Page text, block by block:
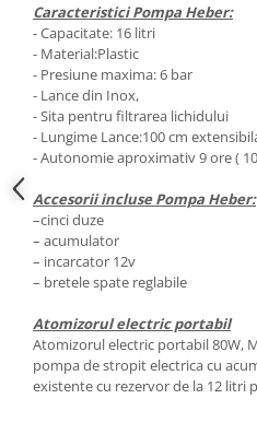
Caracteristici Pompa Heber:
- Capacitate: 16 litri
- Material:Plastic
- Presiune maxima: 6 bar
- Lance din Inox,
- Sita pentru filtrarea lichidului
- Lungime Lance:100 cm
- Autonomie aproximativ 9 ore (
Accesorii incluse Pompa Heber:
–cinci duze
– acumulator
– incarcator 12v
– bretele spate reglabile
Atomizorul electric portabil
Atomizorul electric portabil 80W,
pompa de stropit electrica cu
existente cu rezervor de la 12 litri